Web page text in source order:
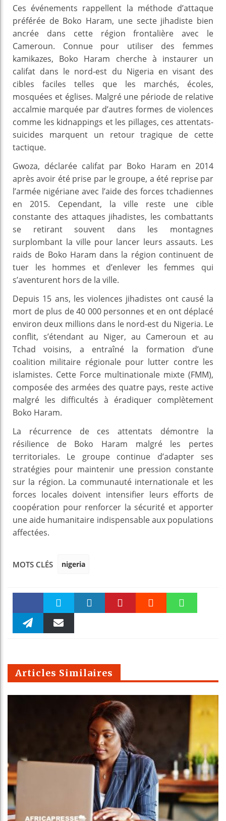
Ces événements rappellent la méthode d’attaque
préférée de Boko Haram, une secte jihadiste bien
ancrée dans cette région frontalière avec le
Cameroun. Connue pour utiliser des femmes
kamikazes, Boko Haram cherche à instaurer un
califat dans le nord-est du Nigeria en visant des
cibles faciles telles que les marchés, écoles,
mosquées et églises. Malgré une période de relative
accalmie marquée par d’autres formes de violences
comme les kidnappings et les pillages, ces attentats-
suicides marquent un retour tragique de cette
tactique.
Gwoza, déclarée califat par Boko Haram en 2014
après avoir été prise par le groupe, a été reprise par
l’armée nigériane avec l’aide des forces tchadiennes
en 2015. Cependant, la ville reste une cible
constante des attaques jihadistes, les combattants
se retirant souvent dans les montagnes
surplombant la ville pour lancer leurs assauts. Les
raids de Boko Haram dans la région continuent de
tuer les hommes et d’enlever les femmes qui
s’aventurent hors de la ville.
Depuis 15 ans, les violences jihadistes ont causé la
mort de plus de 40 000 personnes et en ont déplacé
environ deux millions dans le nord-est du Nigeria. Le
conflit, s’étendant au Niger, au Cameroun et au
Tchad voisins, a entraîné la formation d’une
coalition militaire régionale pour lutter contre les
islamistes. Cette Force multinationale mixte (FMM),
composée des armées des quatre pays, reste active
malgré les difficultés à éradiquer complètement
Boko Haram.
La récurrence de ces attentats démontre la
résilience de Boko Haram malgré les pertes
territoriales. Le groupe continue d’adapter ses
stratégies pour maintenir une pression constante
sur la région. La communauté internationale et les
forces locales doivent intensifier leurs efforts de
coopération pour renforcer la sécurité et apporter
une aide humanitaire indispensable aux populations
affectées.
MOTS CLÉS nigeria
Faceboo Twitter
m
Articles Similaires